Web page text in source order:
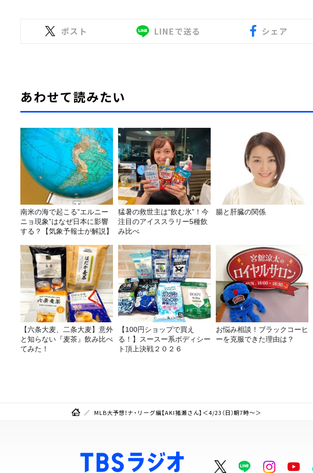
ポスト LINEで送る シェア
あわせて読みたい
南米の海で起こる”エルニー
ニョ現象”はなぜ日本に影響
する？【気象予報士が解説】
猛暑の救世主は“飲む氷”！今
注目のアイススラリー5種飲
み比べ
腸と肝臓の関係
【六条大麦、二条大麦】意外
と知らない『麦茶』飲み比べ
てみた！
【100円ショップで買え
る！】スースー系ボディシー
ト頂上決戦２０２６
お悩み相談！ブラックコーヒ
ーを克服できた理由は？
MLB大予想！ナ・リーグ編【AKI猪瀬さん】＜4/23（日）朝7時～＞